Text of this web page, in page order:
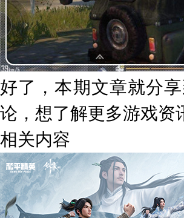
好了，本期文章就分
论，想了解更多游戏资
相关内容